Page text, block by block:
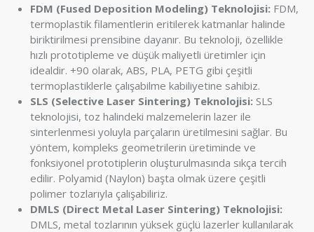
FDM (Fused Deposition Modeling) Teknolojisi: FDM,
termoplastik filamentlerin eritilerek katmanlar halinde
biriktirilmesi prensibine dayanır. Bu teknoloji, özellikle
hızlı prototipleme ve düşük maliyetli üretimler için
idealdir. +90 olarak, ABS, PLA, PETG gibi çeşitli
termoplastiklerle çalışabilme kabiliyetine sahibiz.
SLS (Selective Laser Sintering) Teknolojisi: SLS
teknolojisi, toz halindeki malzemelerin lazer ile
sinterlenmesi yoluyla parçaların üretilmesini sağlar. Bu
yöntem, kompleks geometrilerin üretiminde ve
fonksiyonel prototiplerin oluşturulmasında sıkça tercih
edilir. Polyamid (Naylon) başta olmak üzere çeşitli
polimer tozlarıyla çalışabiliriz.
DMLS (Direct Metal Laser Sintering) Teknolojisi:
DMLS, metal tozlarının yüksek güçlü lazerler kullanılarak